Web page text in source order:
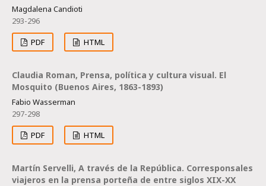
Magdalena Candioti
293-296
PDF
HTML
Claudia Roman, Prensa, política y cultura visual. El
Mosquito (Buenos Aires, 1863-1893)
Fabio Wasserman
297-298
PDF
HTML
Martín Servelli, A través de la República. Corresponsales
viajeros en la prensa porteña de entre siglos XIX-XX